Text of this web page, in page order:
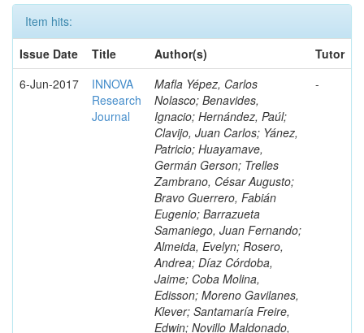
Item hits:
Issue Date
Title Author(s)
Tutor
6-Jun-2017
INNOVA
Research
Journal
Mafla Yépez, Carlos
Nolasco; Benavides,
Ignacio; Hernández, Paúl;
Clavijo, Juan Carlos; Yánez,
Patricio; Huayamave,
Germán Gerson; Trelles
Zambrano, César Augusto;
Bravo Guerrero, Fabián
Eugenio; Barrazueta
Samaniego, Juan Fernando;
Almeida, Evelyn; Rosero,
Andrea; Díaz Córdoba,
Jaime; Coba Molina,
Edisson; Moreno Gavilanes,
Klever; Santamaría Freire,
Edwin; Novillo Maldonado,
-